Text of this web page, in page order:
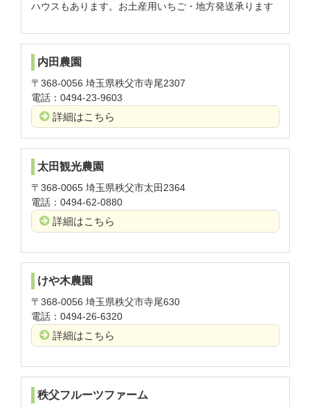
ハウスもあります。お土産用いちご・地方発送承ります
内田農園
〒368-0056 埼玉県秩父市寺尾2307
電話：0494-23-9603
詳細はこちら
太田観光農園
〒368-0065 埼玉県秩父市太田2364
電話：0494-62-0880
詳細はこちら
けや木農園
〒368-0056 埼玉県秩父市寺尾630
電話：0494-26-6320
詳細はこちら
秩父フルーツファーム